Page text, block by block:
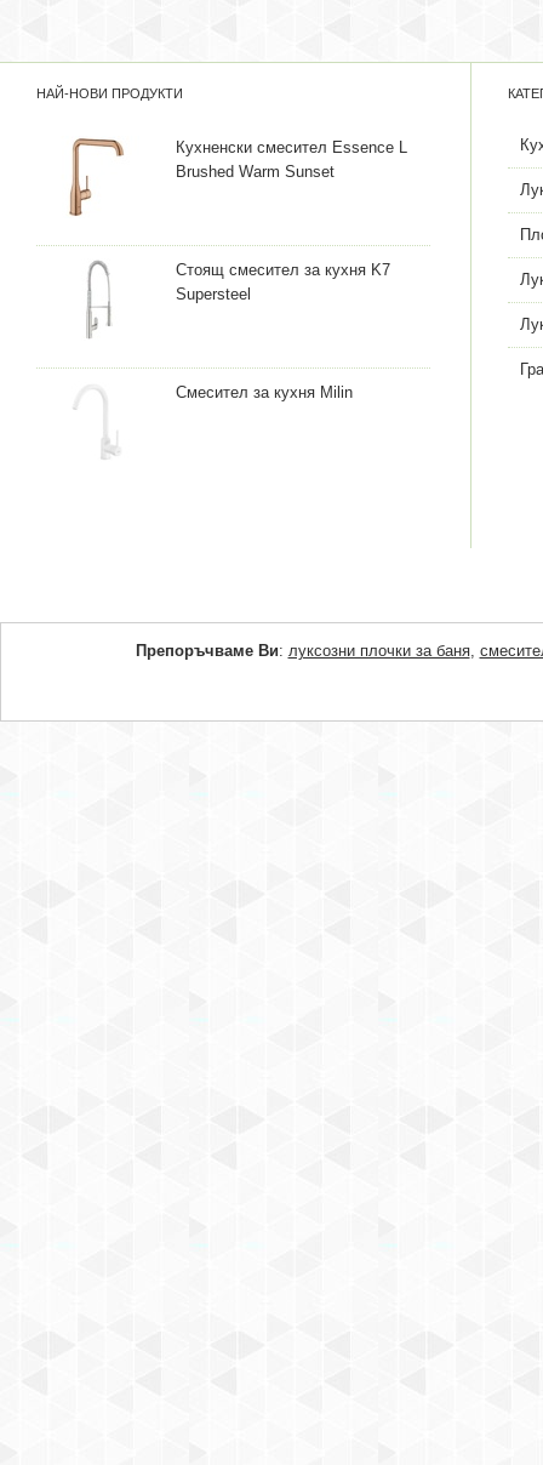
НАЙ-НОВИ ПРОДУКТИ
Кухненски смесител Essence L
Brushed Warm Sunset
Стоящ смесител за кухня K7
Supersteel
Смесител за кухня Milin
Препоръчваме Ви: луксозни плочки за баня,